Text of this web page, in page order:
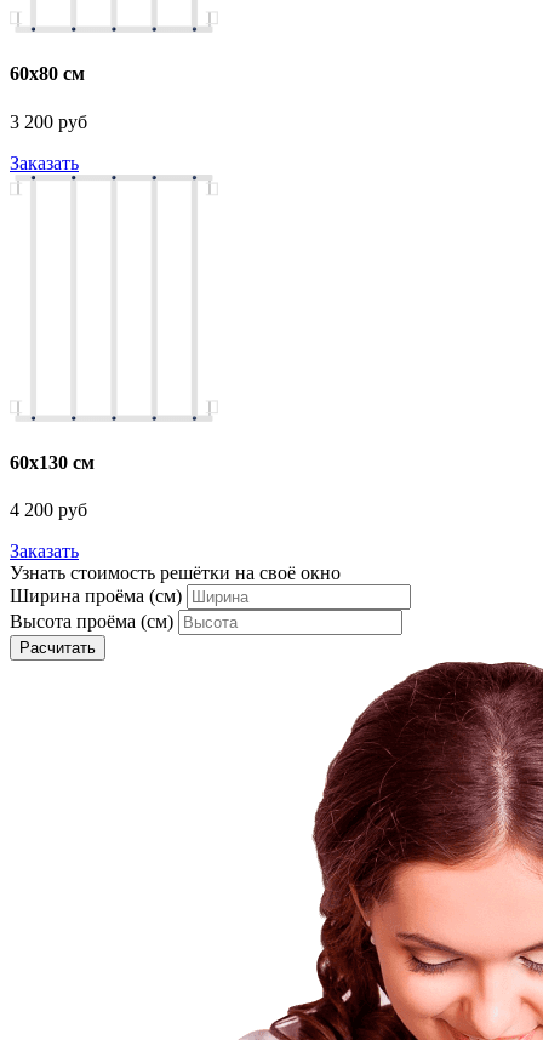
60х80 см
3 200 руб
Заказать
60х130 см
4 200 руб
Заказать
Узнать стоимость решётки на своё окно
Ширина проёма (см)
Высота проёма (см)
Расчитать